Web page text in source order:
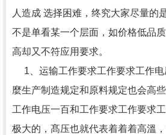
人造成 选择困难，终究大家尽量的
不是单看某一个层面，如价格低品
高却又不符应用要求。
1、运输工作要求工作要求工作电
麼生产制造规定和原料规定也会高
工作电压一百和工作要求工作要求
极大的，髙压也就代表着着着高溫